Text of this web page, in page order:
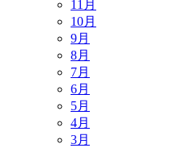
11月
10月
9月
8月
7月
6月
5月
4月
3月